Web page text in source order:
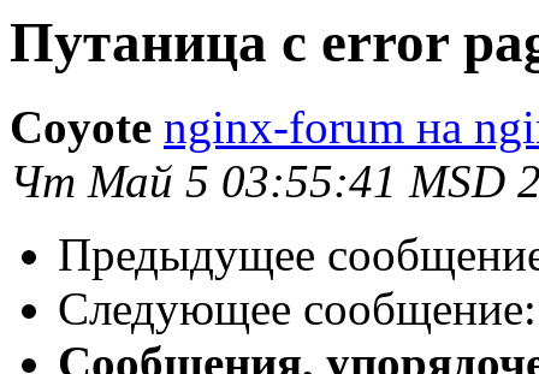
Путаница с error
Coyote nginx-forum на
Чт Май 5 03:55:41 MSD
Предыдущее
Следующее
Сообщения,